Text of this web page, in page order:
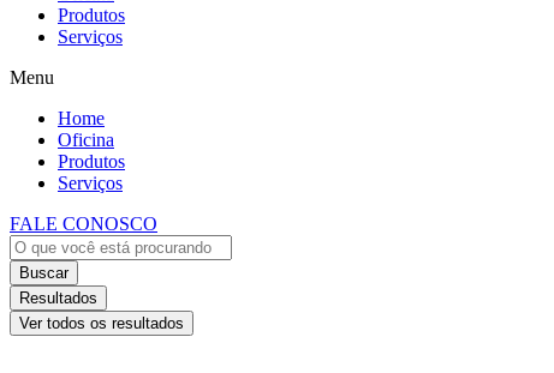
Produtos
Serviços
Menu
Home
Oficina
Produtos
Serviços
FALE CONOSCO
Buscar
Resultados
Ver todos os resultados